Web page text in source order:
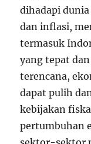
dihadapi
dan inflasi,
termasuk
yang tepat
terencana,
dapat pulih
kebijakan
pertumbuhan